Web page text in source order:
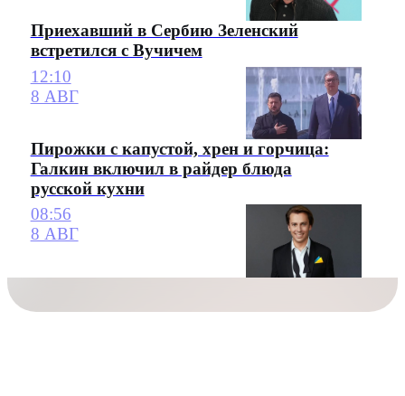
Приехавший в Сербию Зеленский
встретился с Вучичем
12:10
8 АВГ
Пирожки с капустой, хрен и горчица:
Галкин включил в райдер блюда
русской кухни
08:56
8 АВГ